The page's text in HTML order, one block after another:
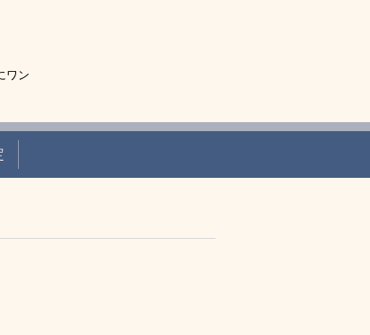
ワン